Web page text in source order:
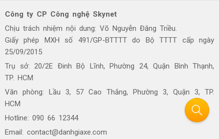
Công ty CP Công nghệ Skynet
Chịu trách nhiệm nội dung: Võ Nguyễn Đăng Triều.
Giấy phép MXH số 491/GP-BTTTT do Bộ TTTT cấp ngày
25/09/2015
Trụ sở: 20/2E Đinh Bộ Lĩnh, Phường 24, Quận Bình Thạnh,
TP. HCM
Văn phòng: Lầu 3, 57 Cao Thắng, Phường 3, Quận 3, TP.
HCM
Hotline: 090 66 12344
Email: contact@danhgiaxe.com